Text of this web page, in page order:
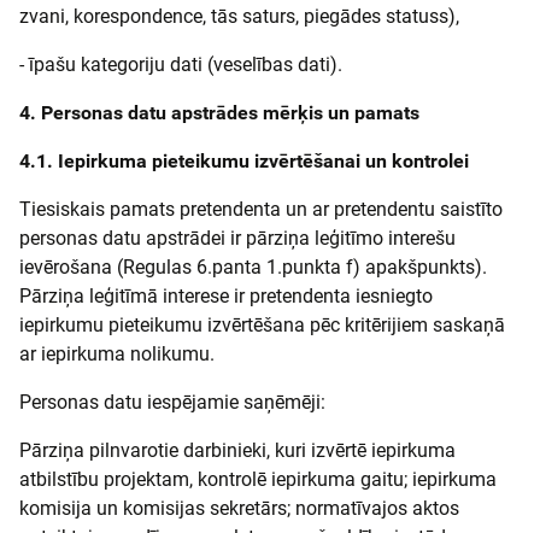
zvani, korespondence, tās saturs, piegādes statuss),
- īpašu kategoriju dati (veselības dati).
4. Personas datu apstrādes mērķis un pamats
4.1. Iepirkuma pieteikumu izvērtēšanai un kontrolei
Tiesiskais pamats pretendenta un ar pretendentu saistīto
personas datu apstrādei ir pārziņa leģitīmo interešu
ievērošana (Regulas 6.panta 1.punkta f) apakšpunkts).
Pārziņa leģitīmā interese ir pretendenta iesniegto
iepirkumu pieteikumu izvērtēšana pēc kritērijiem saskaņā
ar iepirkuma nolikumu.
Personas datu iespējamie saņēmēji:
Pārziņa pilnvarotie darbinieki, kuri izvērtē iepirkuma
atbilstību projektam, kontrolē iepirkuma gaitu; iepirkuma
komisija un komisijas sekretārs; normatīvajos aktos